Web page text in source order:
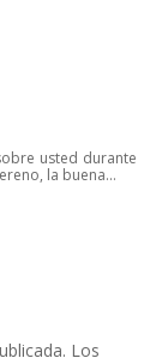
usted durante
la buena...
Los